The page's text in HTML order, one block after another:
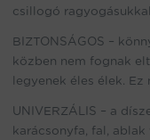
csillogó
BIZTONSÁGOS –
közben nem fognak
legyenek éles élek. Ez
UNIVERZÁLIS – a
karácsonyfa, fal,